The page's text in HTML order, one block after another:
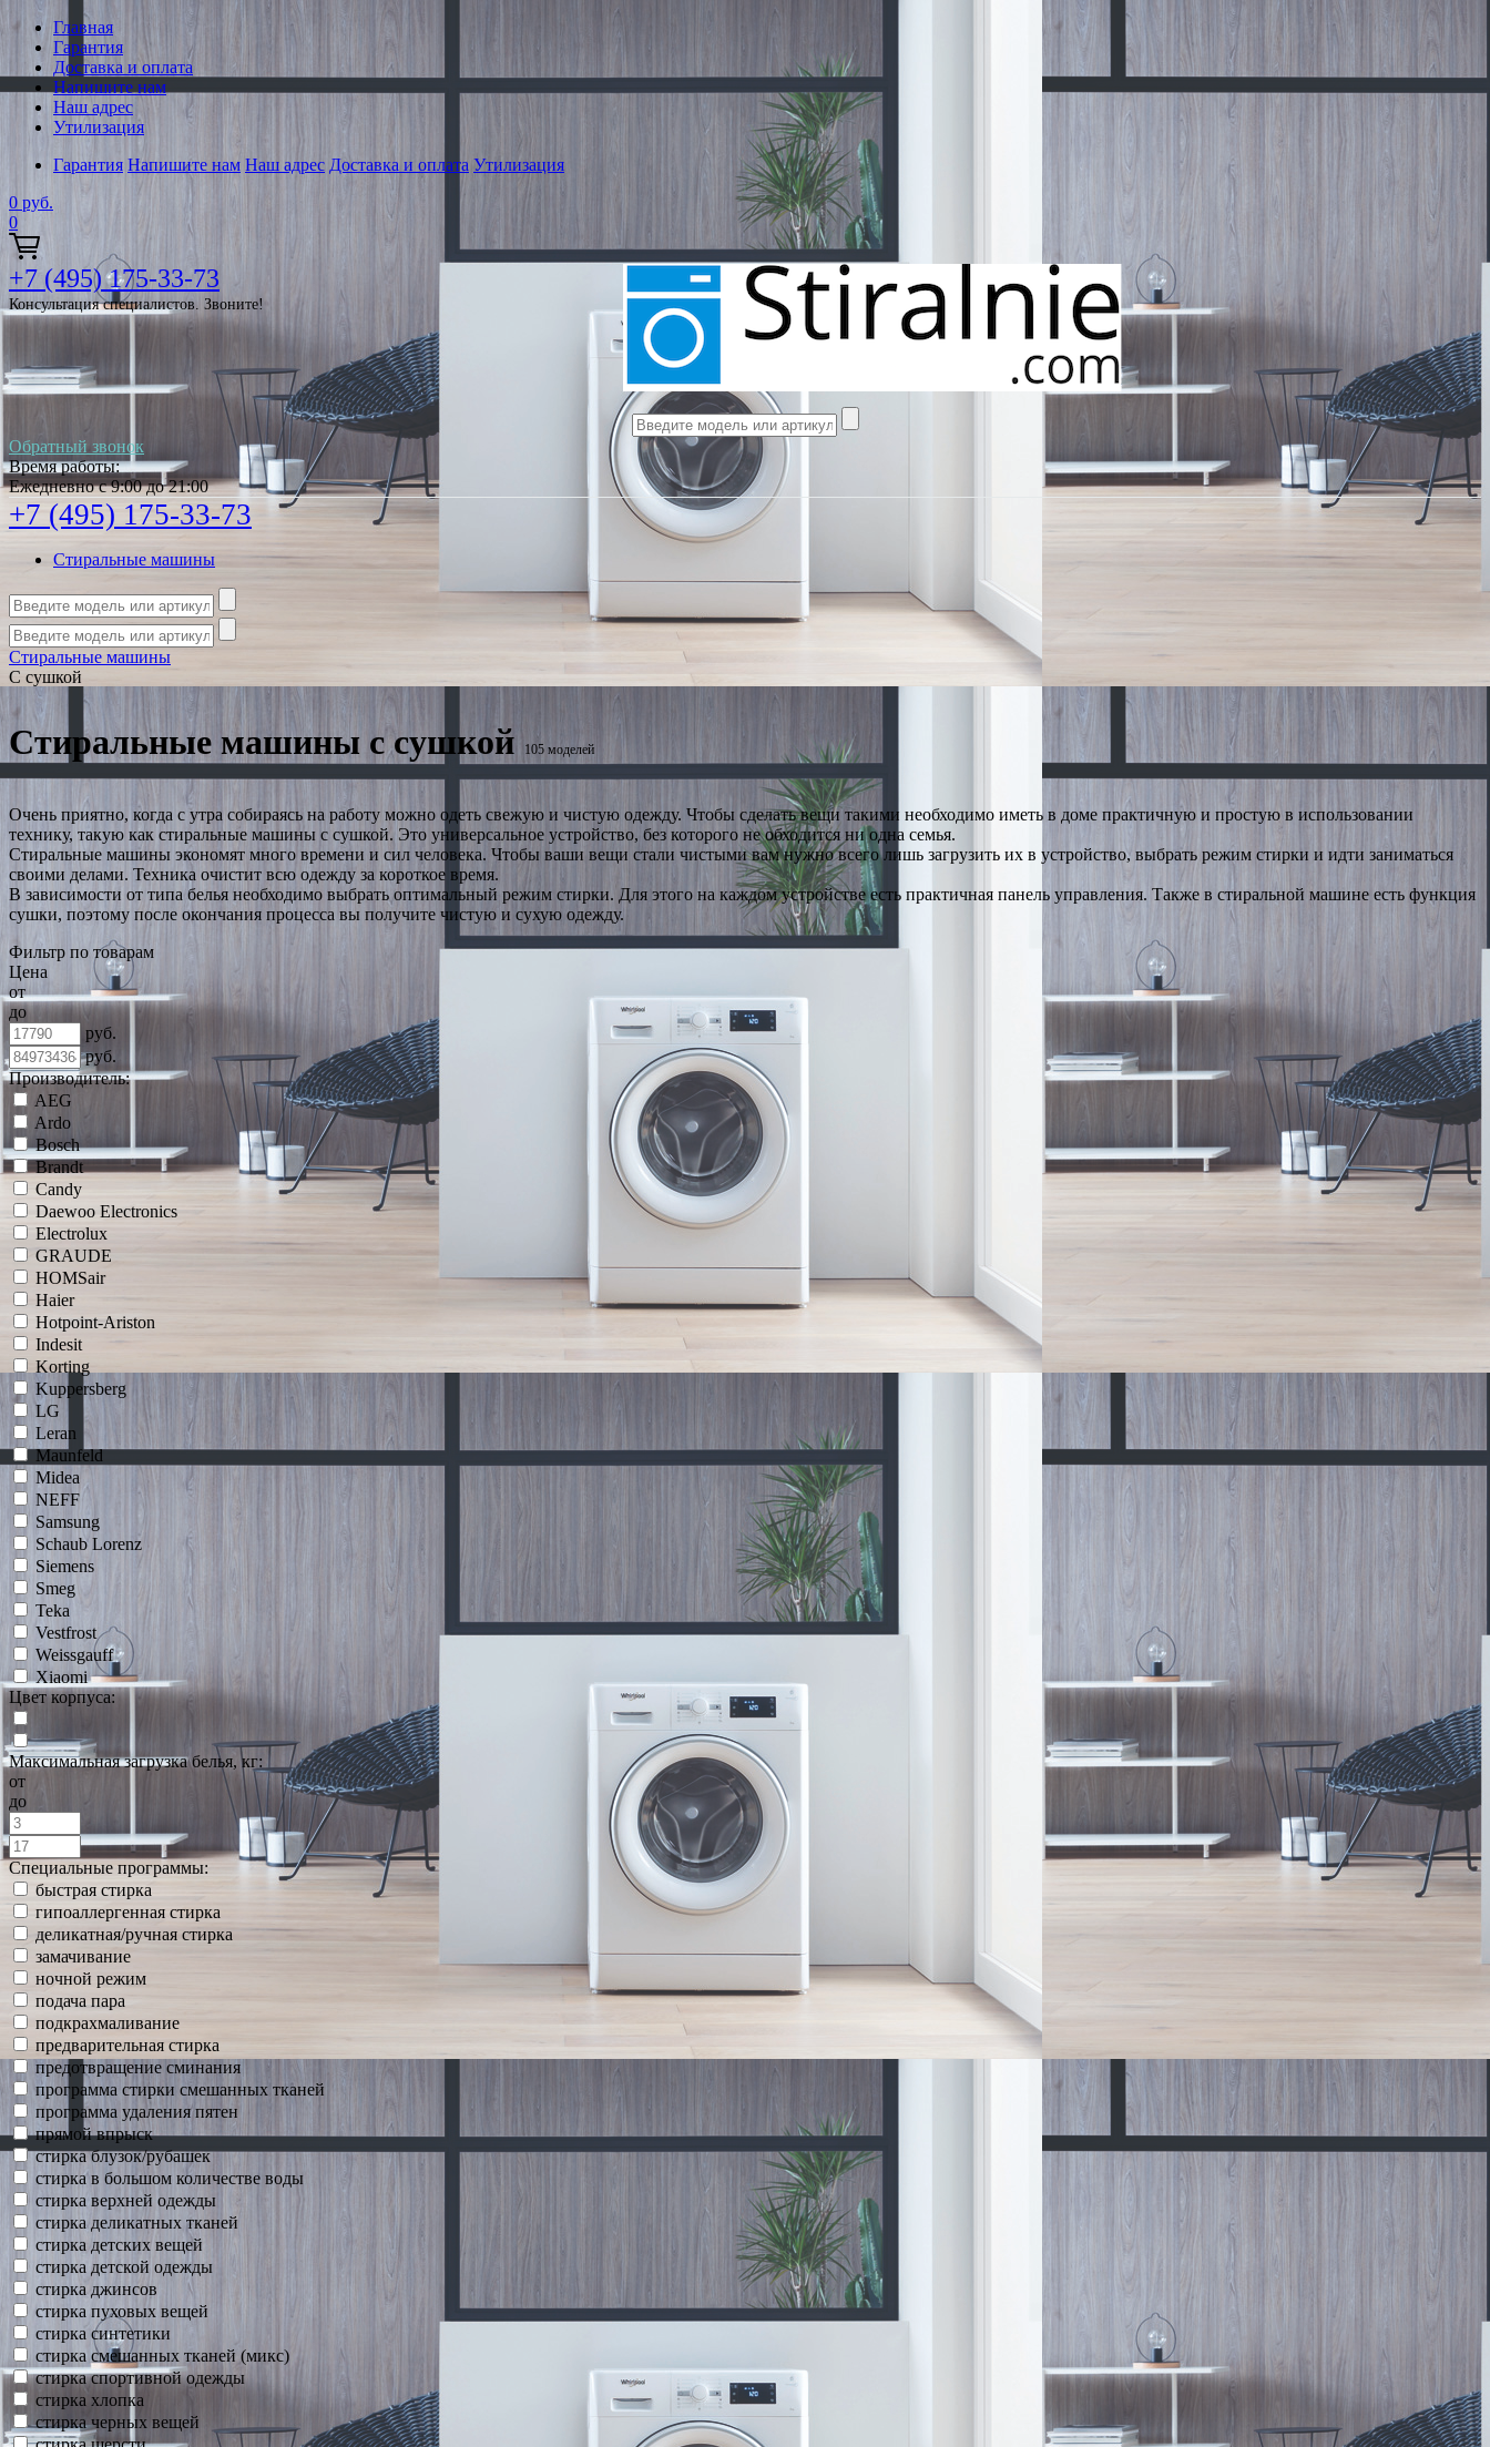
Главная
Гарантия
Доставка и оплата
Напишите нам
Наш адрес
Утилизация
Гарантия Напишите нам Наш адрес Доставка и оплата Утилизация
0 руб.
0
+7 (495) 175-33-73
Консультация специалистов. Звоните!
Обратный звонок
Время работы:
Ежедневно с 9:00 до 21:00
+7 (495) 175-33-73
Стиральные машины
Стиральные машины
С сушкой
Стиральные машины с сушкой 105 моделей
Очень приятно, когда с утра собираясь на работу можно одеть свежую и чистую одежду. Чтобы сделать вещи такими необходимо иметь в доме практичную и простую в использовании
технику, такую как стиральные машины с сушкой. Это универсальное устройство, без которого не обходится ни одна семья.
Стиральные машины экономят много времени и сил человека. Чтобы ваши вещи стали чистыми вам нужно всего лишь загрузить их в устройство, выбрать режим стирки и идти заниматься
своими делами. Техника очистит всю одежду за короткое время.
В зависимости от типа белья необходимо выбрать оптимальный режим стирки. Для этого на каждом устройстве есть практичная панель управления. Также в стиральной машине есть функция
сушки, поэтому после окончания процесса вы получите чистую и сухую одежду.
Фильтр по товарам
Цена
от
до
руб.
руб.
Производитель:
AEG
Ardo
Bosch
Brandt
Candy
Daewoo Electronics
Electrolux
GRAUDE
HOMSair
Haier
Hotpoint-Ariston
Indesit
Korting
Kuppersberg
LG
Leran
Maunfeld
Midea
NEFF
Samsung
Schaub Lorenz
Siemens
Smeg
Teka
Vestfrost
Weissgauff
Xiaomi
Цвет корпуса:
Максимальная загрузка белья, кг:
от
до
Специальные программы:
быстрая стирка
гипоаллергенная стирка
деликатная/ручная стирка
замачивание
ночной режим
подача пара
подкрахмаливание
предварительная стирка
предотвращение сминания
программа стирки смешанных тканей
программа удаления пятен
прямой впрыск
стирка блузок/рубашек
стирка в большом количестве воды
стирка верхней одежды
стирка деликатных тканей
стирка детских вещей
стирка детской одежды
стирка джинсов
стирка пуховых вещей
стирка синтетики
стирка смешанных тканей (микс)
стирка спортивной одежды
стирка хлопка
стирка черных вещей